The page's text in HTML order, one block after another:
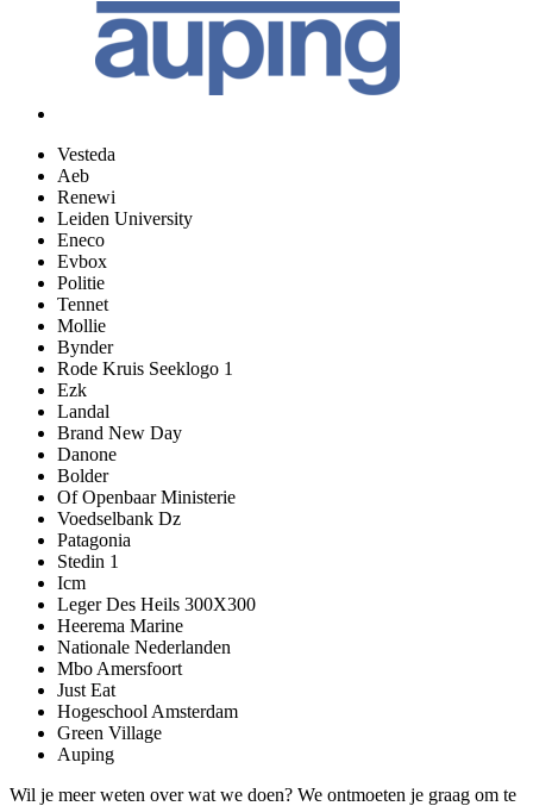
Vesteda
Aeb
Renewi
Leiden University
Eneco
Evbox
Politie
Tennet
Mollie
Bynder
Rode Kruis Seeklogo 1
Ezk
Landal
Brand New Day
Danone
Bolder
Of Openbaar Ministerie
Voedselbank Dz
Patagonia
Stedin 1
Icm
Leger Des Heils 300X300
Heerema Marine
Nationale Nederlanden
Mbo Amersfoort
Just Eat
Hogeschool Amsterdam
Green Village
Auping
Wil je meer weten over wat we doen? We ontmoeten je graag om te